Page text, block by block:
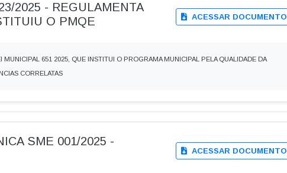
2025 - REGULAMENTA
O PMQE
ACESSAR DOCUMENTO
MUNICIPAL 651 2025, QUE INSTITUI O PROGRAMA MUNICIPAL PELA QUALIDADE DA
CORRELATAS
SME 001/2025 -
ACESSAR DOCUMENTO